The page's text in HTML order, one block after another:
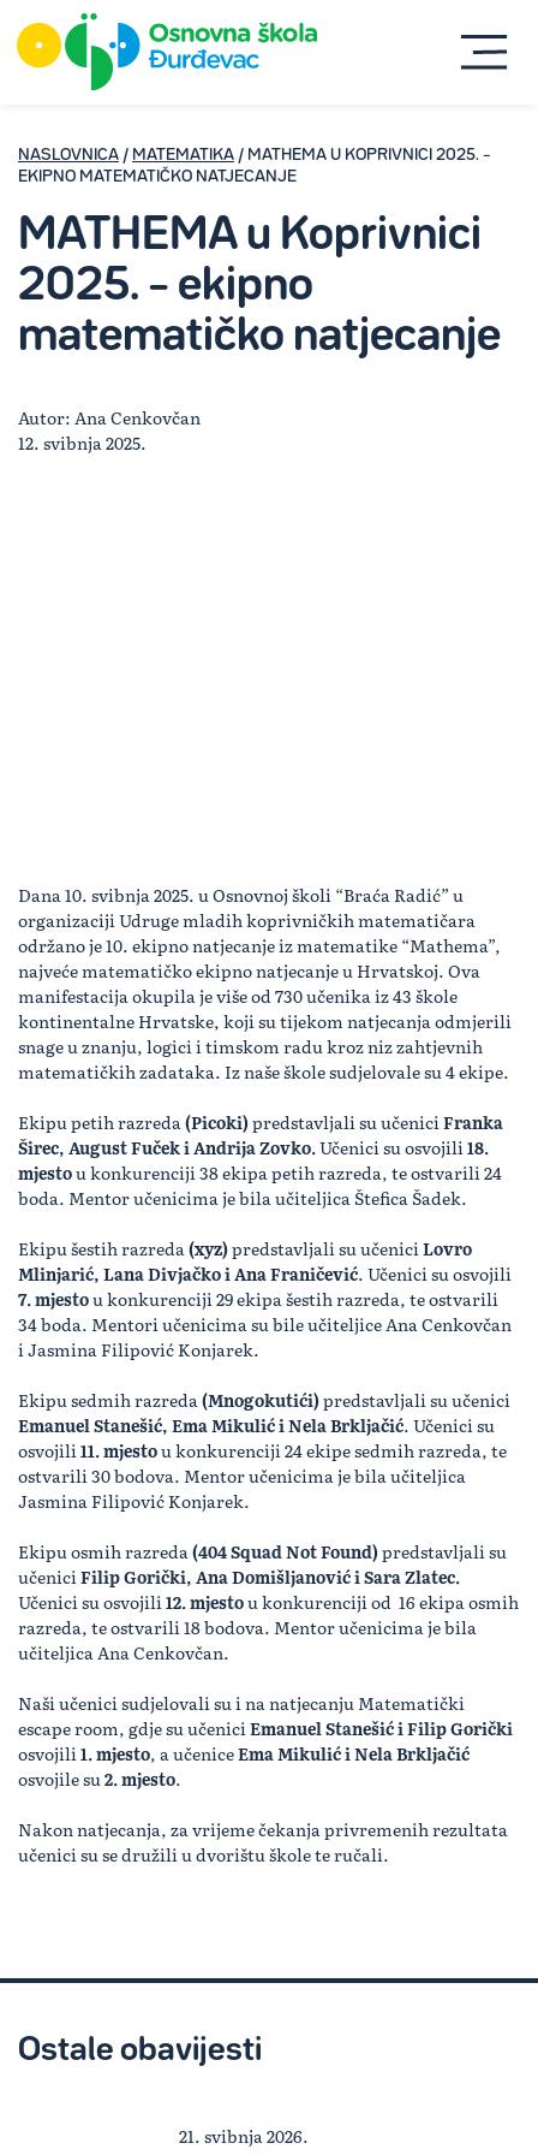
NASLOVNICA / MATEMATIKA / MATHEMA U KOPRIVNICI 2025. –
EKIPNO MATEMATIČKO NATJECANJE
MATHEMA u Koprivnici
2025. – ekipno
matematičko natjecanje
Autor: Ana Cenkovčan
12. svibnja 2025.
Dana 10. svibnja 2025. u Osnovnoj školi “Braća Radić” u
organizaciji Udruge mladih koprivničkih matematičara
održano je 10. ekipno natjecanje iz matematike “Mathema”,
najveće matematičko ekipno natjecanje u Hrvatskoj. Ova
manifestacija okupila je više od 730 učenika iz 43 škole
kontinentalne Hrvatske, koji su tijekom natjecanja odmjerili
snage u znanju, logici i timskom radu kroz niz zahtjevnih
matematičkih zadataka. Iz naše škole sudjelovale su 4 ekipe.
Ekipu petih razreda(Picoki)predstavljali su učeniciFranka
Širec, August Fuček i Andrija Zovko.Učenici su osvojili18.
mjestou konkurenciji 38 ekipa petih razreda, te ostvarili 24
boda. Mentor učenicima je bila učiteljica Štefica Šadek.
Ekipu šestih razreda(xyz)predstavljali su učeniciLovro
Mlinjarić, Lana Divjačko i Ana Franičević. Učenici su osvojili
7. mjestou konkurenciji 29 ekipa šestih razreda, te ostvarili
34 boda. Mentori učenicima su bile učiteljice Ana Cenkovčan
i Jasmina Filipović Konjarek.
Ekipu sedmih razreda(Mnogokutići)predstavljali su učenici
Emanuel Stanešić, Ema Mikulić i Nela Brkljačić. Učenici su
osvojili11. mjestou konkurenciji 24 ekipe sedmih razreda, te
ostvarili 30 bodova. Mentor učenicima je bila učiteljica
Jasmina Filipović Konjarek.
Ekipu osmih razreda(404 Squad Not Found)predstavljali su
učeniciFilip Gorički, Ana Domišljanović i Sara Zlatec.
Učenici su osvojili12. mjestou konkurenciji od 16 ekipa osmih
razreda, te ostvarili 18 bodova. Mentor učenicima je bila
učiteljica Ana Cenkovčan.
Naši učenici sudjelovali su i na natjecanju Matematički
escape room, gdje su učeniciEmanuel Stanešić i Filip Gorički
osvojili1. mjesto, a učeniceEma Mikulić i Nela Brkljačić
osvojile su2. mjesto.
Nakon natjecanja, za vrijeme čekanja privremenih rezultata
učenici su se družili u dvorištu škole te ručali.
Ostale obavijesti
21. svibnja 2026.